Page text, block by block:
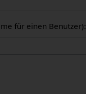
für einen Benutzer):